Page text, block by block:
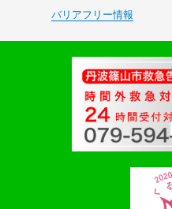
バリアフリー情報